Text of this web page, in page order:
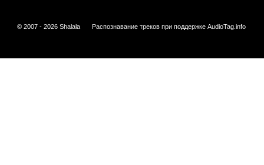
© 2007 - 2026 Shalala Распознавание треков при поддержке AudioTag.info